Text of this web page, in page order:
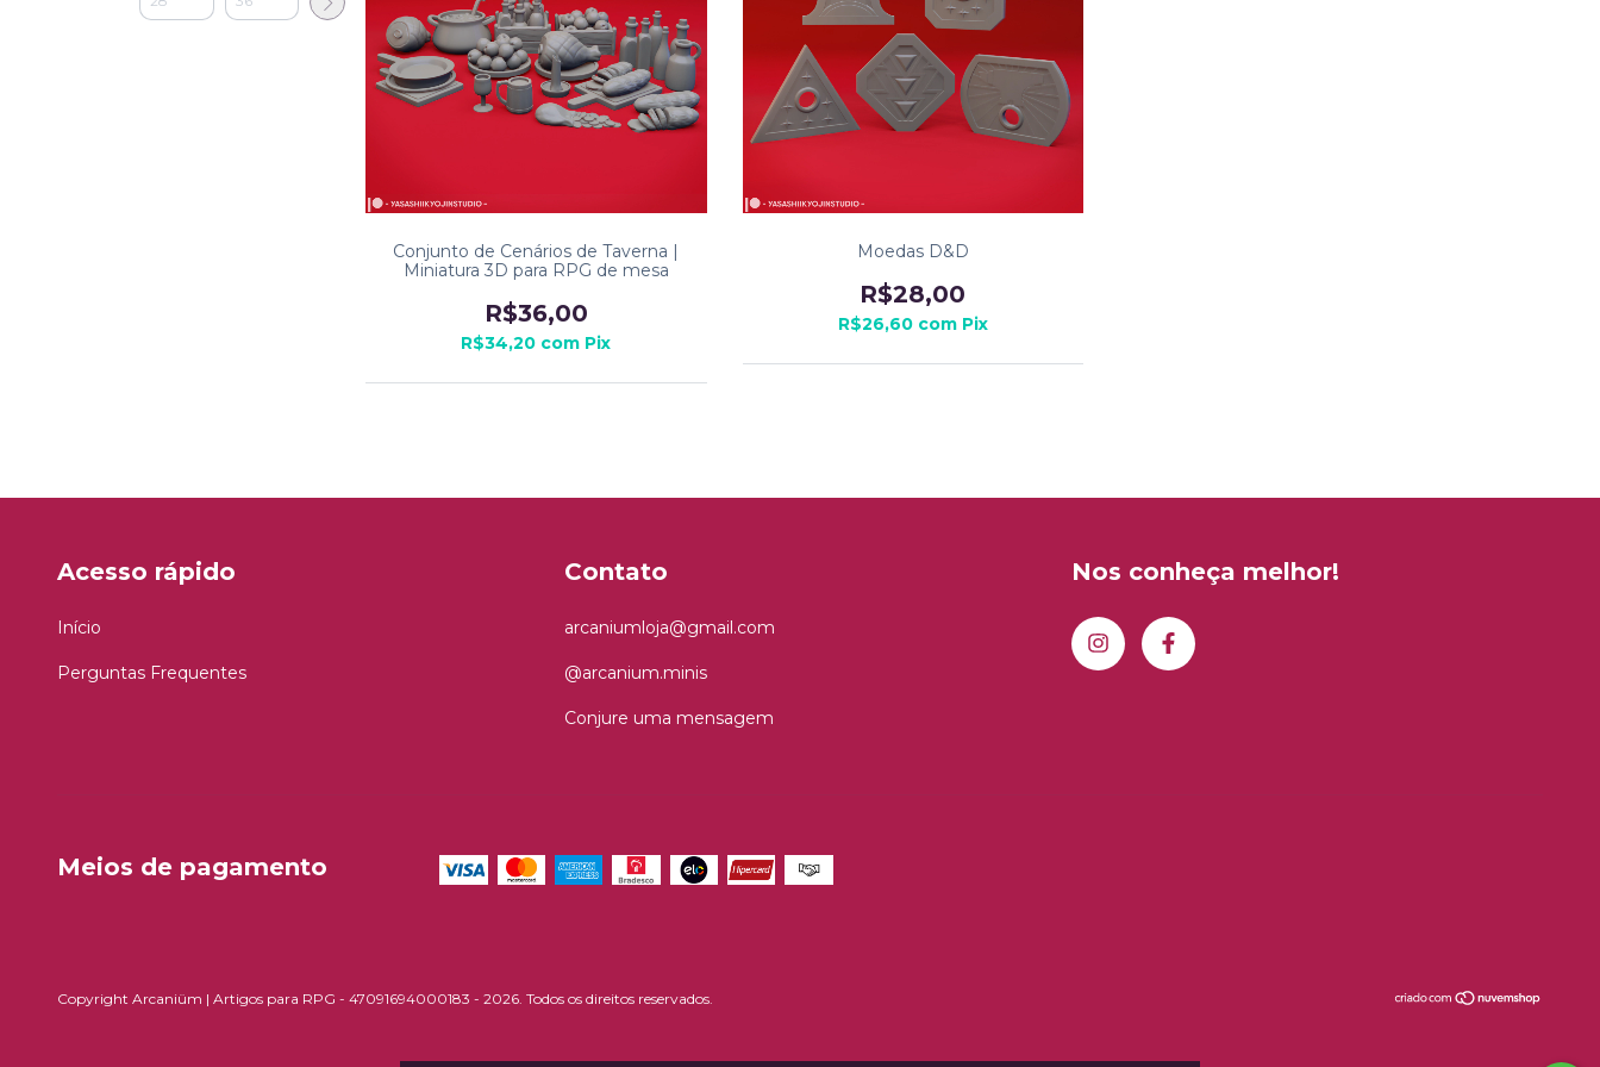
Conjunto de Cenários de Taverna |
Miniatura 3D para RPG de mesa
R$36,00
R$34,20 com Pix
Moedas D&D
R$28,00
R$26,60 com Pix
Acesso rápido
Início
Perguntas Frequentes
Contato
arcaniumloja@gmail.com
@arcanium.minis
Conjure uma mensagem
Nos conheça melhor!
Meios de pagamento
Copyright Arcaniüm | Artigos para RPG - 47091694000183 - 2026. Todos os direitos reservados.